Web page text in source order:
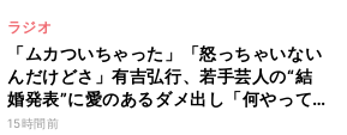
ラジオ
「ムカついちゃった」「怒っちゃいない
んだけどさ」有吉弘行、若手芸人の“結
婚発表”に愛のあるダメ出し「何やって
んの?」
15時間前